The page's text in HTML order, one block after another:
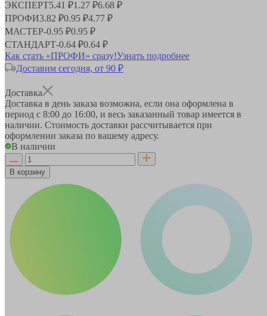
ЭКСПЕРТ5.41 ₽1.27 ₽6.68 ₽
ПРОФИ3.82 ₽0.95 ₽4.77 ₽
МАСТЕР-0.95 ₽0.95 ₽
СТАНДАРТ-0.64 ₽0.64 ₽
Как стать «ПРОФИ» сразу!Узнать подробнее
Доставим сегодня, от 90 ₽
Доставка
Доставка в день заказа возможна, если она оформлена в
период с 8:00 до 16:00, и весь заказанный товар имеется в
наличии. Стоимость доставки рассчитывается при
оформлении заказа по вашему адресу.
В наличии
В корзину